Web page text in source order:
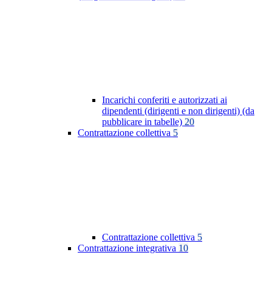
Incarichi conferiti e autorizzati ai
dipendenti (dirigenti e non dirigenti) (da
pubblicare in tabelle) 20
Contrattazione collettiva 5
Contrattazione collettiva 5
Contrattazione integrativa 10